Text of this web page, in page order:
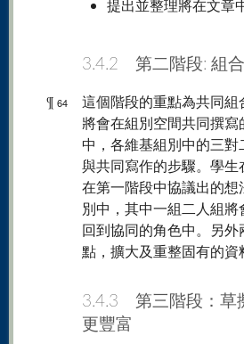
提出並整理將在文章
3.4.2 第二階段: 組
¶ 64
這個階段的重點為共同
將會在組別空間共同撰
中，各維基組別中的三
與共同寫作的步驟。學
在第一階段中協議出的
別中，其中一組二人組
回到協同的角色中。另
點，擴大及重整固有的資
3.4.3 第三階段：草
更豐富